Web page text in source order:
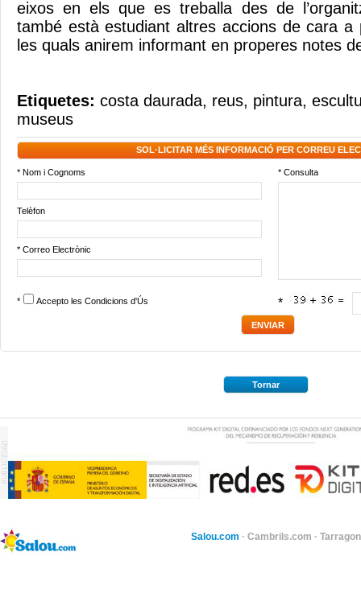
eixos en els que es treballa des de
també està estudiant altres accions de cara a
les quals anirem informant en properes notes
Etiquetes: costa daurada, reus, pintura,
museus
SOL·LICITAR MÉS INFORMACIÓ PER CORREU
* Nom i Cognoms * Consulta
Telèfon
* Correo Electrònic
* Accepto les Condicions d'Ús *
Tornar
Salou.com · Cambrils.com ·